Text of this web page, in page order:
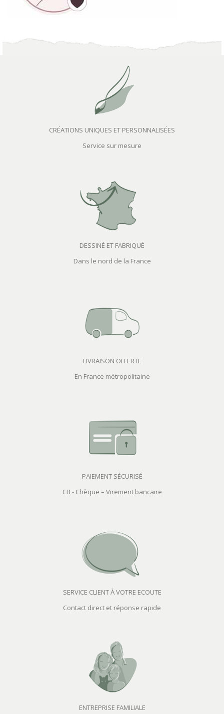
CRÉATIONS UNIQUES ET PERSONNALISÉES
Service sur mesure
DESSINÉ ET FABRIQUÉ
Dans le nord de la France
LIVRAISON OFFERTE
En France métropolitaine
PAIEMENT SÉCURISÉ
CB - Chèque – Virement bancaire
SERVICE CLIENT À VOTRE ECOUTE
Contact direct et réponse rapide
ENTREPRISE FAMILIALE